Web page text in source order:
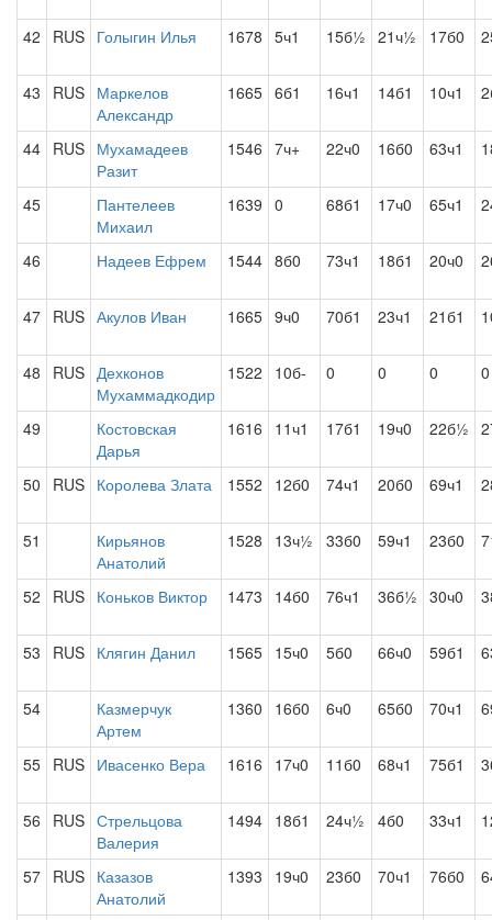
42 RUS Голыгин Илья 1678 5ч1 15б½ 21ч½ 17б0
43 RUS Маркелов
Александр
1665 6б1 16ч1 14б1 10ч1
44 RUS Мухамадеев
Разит
1546 7ч+ 22ч0 16б0 63ч1
45
Пантелеев
Михаил
1639 0 68б1 17ч0 65ч1
46 Надеев Ефрем 1544 8б0 73ч1 18б1 20ч0
47 RUS Акулов Иван 1665 9ч0 70б1 23ч1 21б1
48 RUS Дехконов
Мухаммадкодир
1522 10б- 0 0 0 0
49
Костовская
Дарья
1616 11ч1 17б1 19ч0 22б½
50 RUS Королева Злата 1552 12б0 74ч1 20б0 69ч1
51
Кирьянов
Анатолий
1528 13ч½ 33б0 59ч1 23б0
52 RUS Коньков Виктор 1473 14б0 76ч1 36б½ 30ч0
53 RUS Клягин Данил 1565 15ч0 5б0 66ч0 59б1
54
Казмерчук
Артем
1360 16б0 6ч0 65б0 70ч1
55 RUS Ивасенко Вера 1616 17ч0 11б0 68ч1 75б1
56 RUS Стрельцова
Валерия
1494 18б1 24ч½ 4б0 33ч1
57 RUS Казазов
Анатолий
1393 19ч0 23б0 70ч1 76б0